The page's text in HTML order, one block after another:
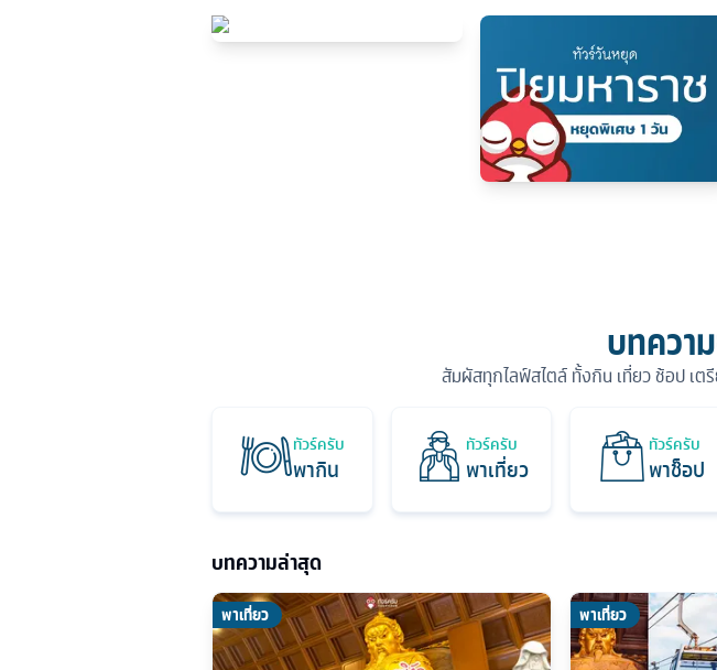
บทควา
สัมผัสทุกไลฟ์สไตล์ ทั้งกิน เที่ยว ช้อป เต
ทัวร์ครับ
พากิน
ทัวร์ครับ
พาเที่ยว
ทัวร์ครับ
พาช็อป
บทความล่าสุด
พาเที่ยว พาเที่ยว